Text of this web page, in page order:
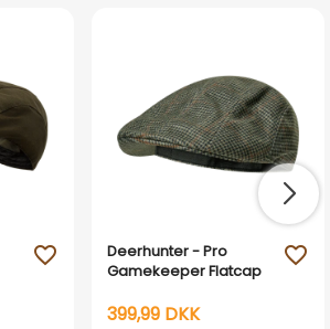
favorite_outline
Deerhunter - Pro
Gamekeeper Flatcap
399,99 DKK
favorite_outline